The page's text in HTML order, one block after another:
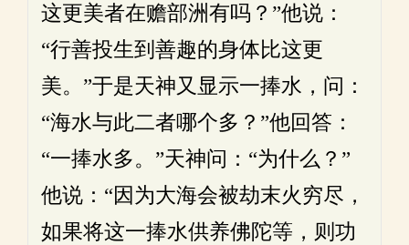
这更美者在赡部洲有吗？”他说：
“行善投生到善趣的身体比这更
美。”于是天神又显示一捧水，问：
“海水与此二者哪个多？”他回答：
“一捧水多。”天神问：“为什么？”
他说：“因为大海会被劫末火穷尽，
如果将这一捧水供养佛陀等，则功